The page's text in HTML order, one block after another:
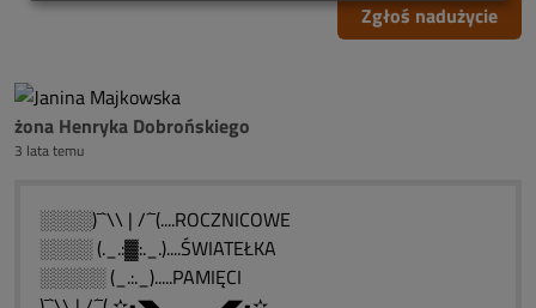
Zgłoś nadużycie
żona Henryka Dobrońskiego
3 lata temu
░░░░)¯`\\ | /´¯(....ROCZNICOWE
░░░░ (._.:▓:._.)....ŚWIATEŁKA
░░░░░ (_.:._).....PAMIĘCI